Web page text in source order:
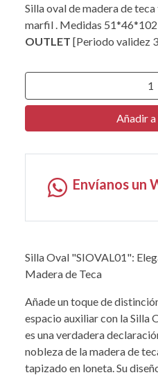
Silla oval de madera de
marfil . Medidas 51*46*102
OUTLET [Periodo validez
Añadir
Envíanos un
Silla Oval "SIOVAL01":
Madera de Teca
Añade un toque de
espacio auxiliar con la Silla
es una verdadera
nobleza de la madera de
tapizado en loneta. Su